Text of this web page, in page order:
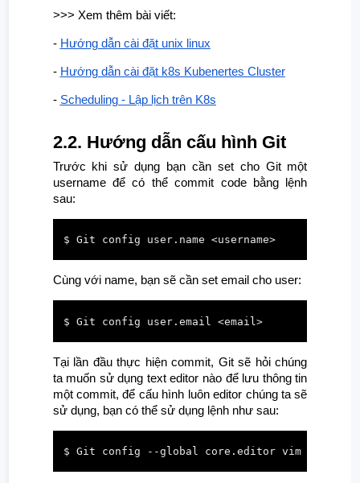
>>> Xem thêm bài viết:
- Hướng dẫn cài đặt unix linux
- Hướng dẫn cài đặt k8s Kubenertes Cluster
- Scheduling - Lập lịch trên K8s
2.2. Hướng dẫn cấu hình Git
Trước khi sử dụng bạn cần set cho Git một
username để có thể commit code bằng lệnh
sau:
$ Git config user.name <username>
Cùng với name, bạn sẽ cần set email cho user:
$ Git config user.email <email>
Tại lần đầu thực hiện commit, Git sẽ hỏi chúng
ta muốn sử dụng text editor nào để lưu thông tin
một commit, để cấu hình luôn editor chúng ta sẽ
sử dụng, bạn có thể sử dụng lệnh như sau:
$ Git config --global core.editor vim